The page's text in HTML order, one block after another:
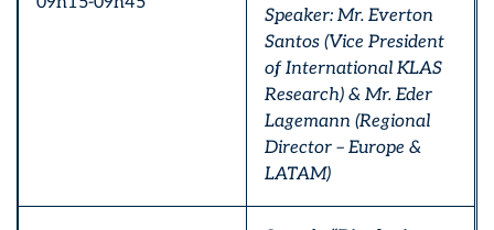
Speaker: Mr. Everton
Santos (Vice President
of International KLAS
Research) & Mr. Eder
Lagemann (Regional
Director – Europe &
LATAM)